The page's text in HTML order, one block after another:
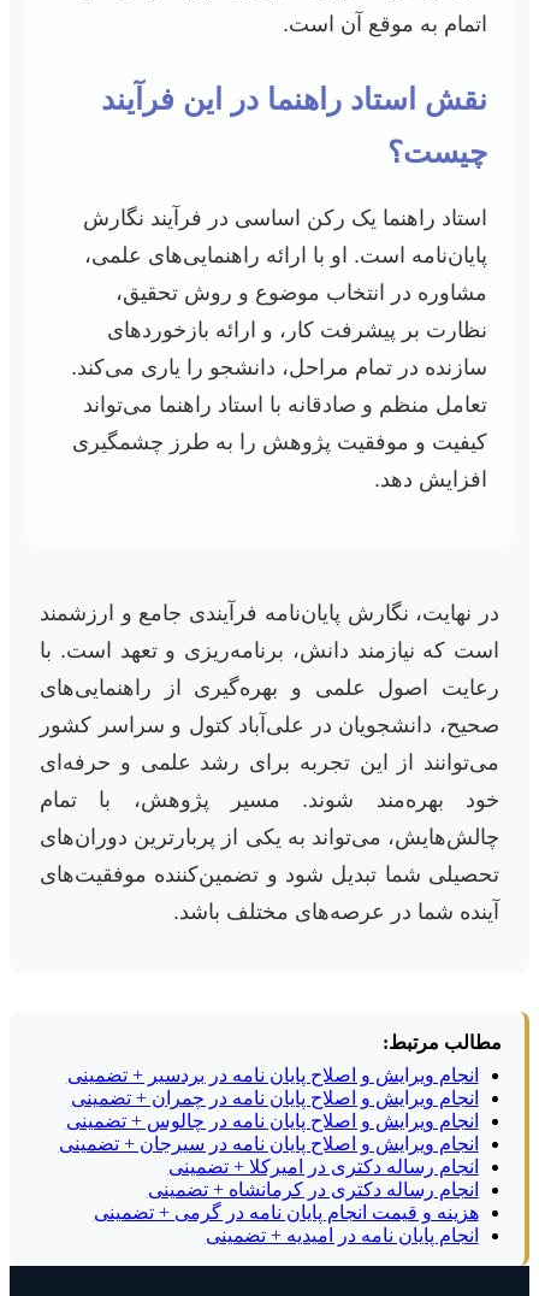
اتمام به موقع آن است.
نقش استاد راهنما در این فرآیند
چیست؟
استاد راهنما یک رکن اساسی در فرآیند نگارش
پایان‌نامه است. او با ارائه راهنمایی‌های علمی،
مشاوره در انتخاب موضوع و روش تحقیق،
نظارت بر پیشرفت کار، و ارائه بازخوردهای
سازنده در تمام مراحل، دانشجو را یاری می‌کند.
تعامل منظم و صادقانه با استاد راهنما می‌تواند
کیفیت و موفقیت پژوهش را به طرز چشمگیری
افزایش دهد.
در نهایت، نگارش پایان‌نامه فرآیندی جامع و ارزشمند
است که نیازمند دانش، برنامه‌ریزی و تعهد است. با
رعایت اصول علمی و بهره‌گیری از راهنمایی‌های
صحیح، دانشجویان در علی‌آباد کتول و سراسر کشور
می‌توانند از این تجربه برای رشد علمی و حرفه‌ای
خود بهره‌مند شوند. مسیر پژوهش، با تمام
چالش‌هایش، می‌تواند به یکی از پربارترین دوران‌های
تحصیلی شما تبدیل شود و تضمین‌کننده موفقیت‌های
آینده شما در عرصه‌های مختلف باشد.
مطالب مرتبط:
انجام ویرایش و اصلاح پایان نامه در بردسیر + تضمینی
انجام ویرایش و اصلاح پایان نامه در چمران + تضمینی
انجام ویرایش و اصلاح پایان نامه در چالوس + تضمینی
انجام ویرایش و اصلاح پایان نامه در سیرجان + تضمینی
انجام رساله دکتری در امیرکلا + تضمینی
انجام رساله دکتری در کرمانشاه + تضمینی
هزینه و قیمت انجام پایان نامه در گرمی + تضمینی
انجام پایان نامه در امیدیه + تضمینی